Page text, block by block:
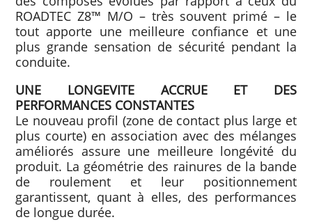
ROADTEC Z8™ M/O – très souvent primé – le
tout apporte une meilleure confiance et une
plus grande sensation de sécurité pendant la
conduite.
UNE LONGEVITE ACCRUE ET DES
PERFORMANCES CONSTANTES
Le nouveau profil (zone de contact plus large et
plus courte) en association avec des mélanges
améliorés assure une meilleure longévité du
produit. La géométrie des rainures de la bande
de roulement et leur positionnement
garantissent, quant à elles, des performances
de longue durée.